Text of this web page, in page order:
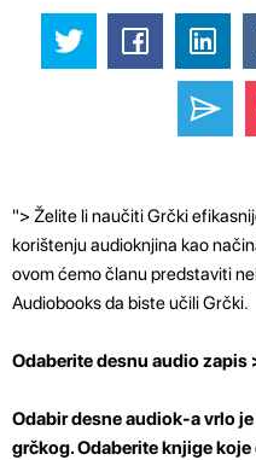
"> Želite li naučiti Grčki
korištenju audioknjina kao
ovom ćemo članu predstaviti
Audiobooks da biste učili Grčki.
Odaberite desnu audio zapis
Odabir desne audiok-a vrlo
grčkog. Odaberite knjige